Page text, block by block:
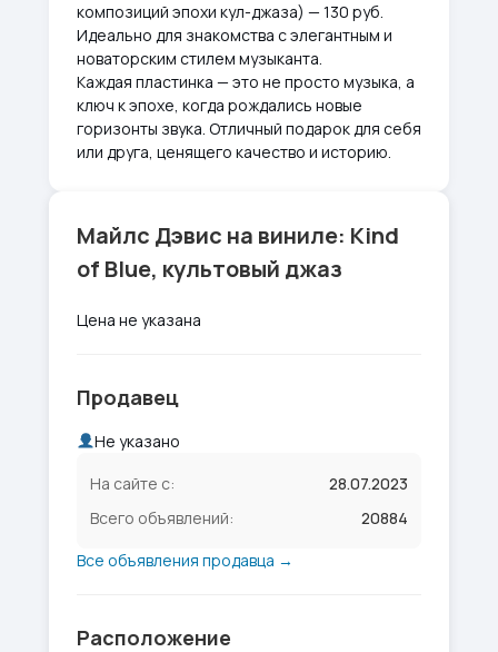
композиций эпохи кул-джаза) — 130 руб.
Идеально для знакомства с элегантным и
новаторским стилем музыканта.
Каждая пластинка — это не просто музыка, а
ключ к эпохе, когда рождались новые
горизонты звука. Отличный подарок для себя
или друга, ценящего качество и историю.
Майлс Дэвис на виниле: Kind
of Blue, культовый джаз
Цена не указана
Продавец
Не указано
На сайте с:
28.07.2023
Всего объявлений:
20884
Все объявления продавца →
Расположение